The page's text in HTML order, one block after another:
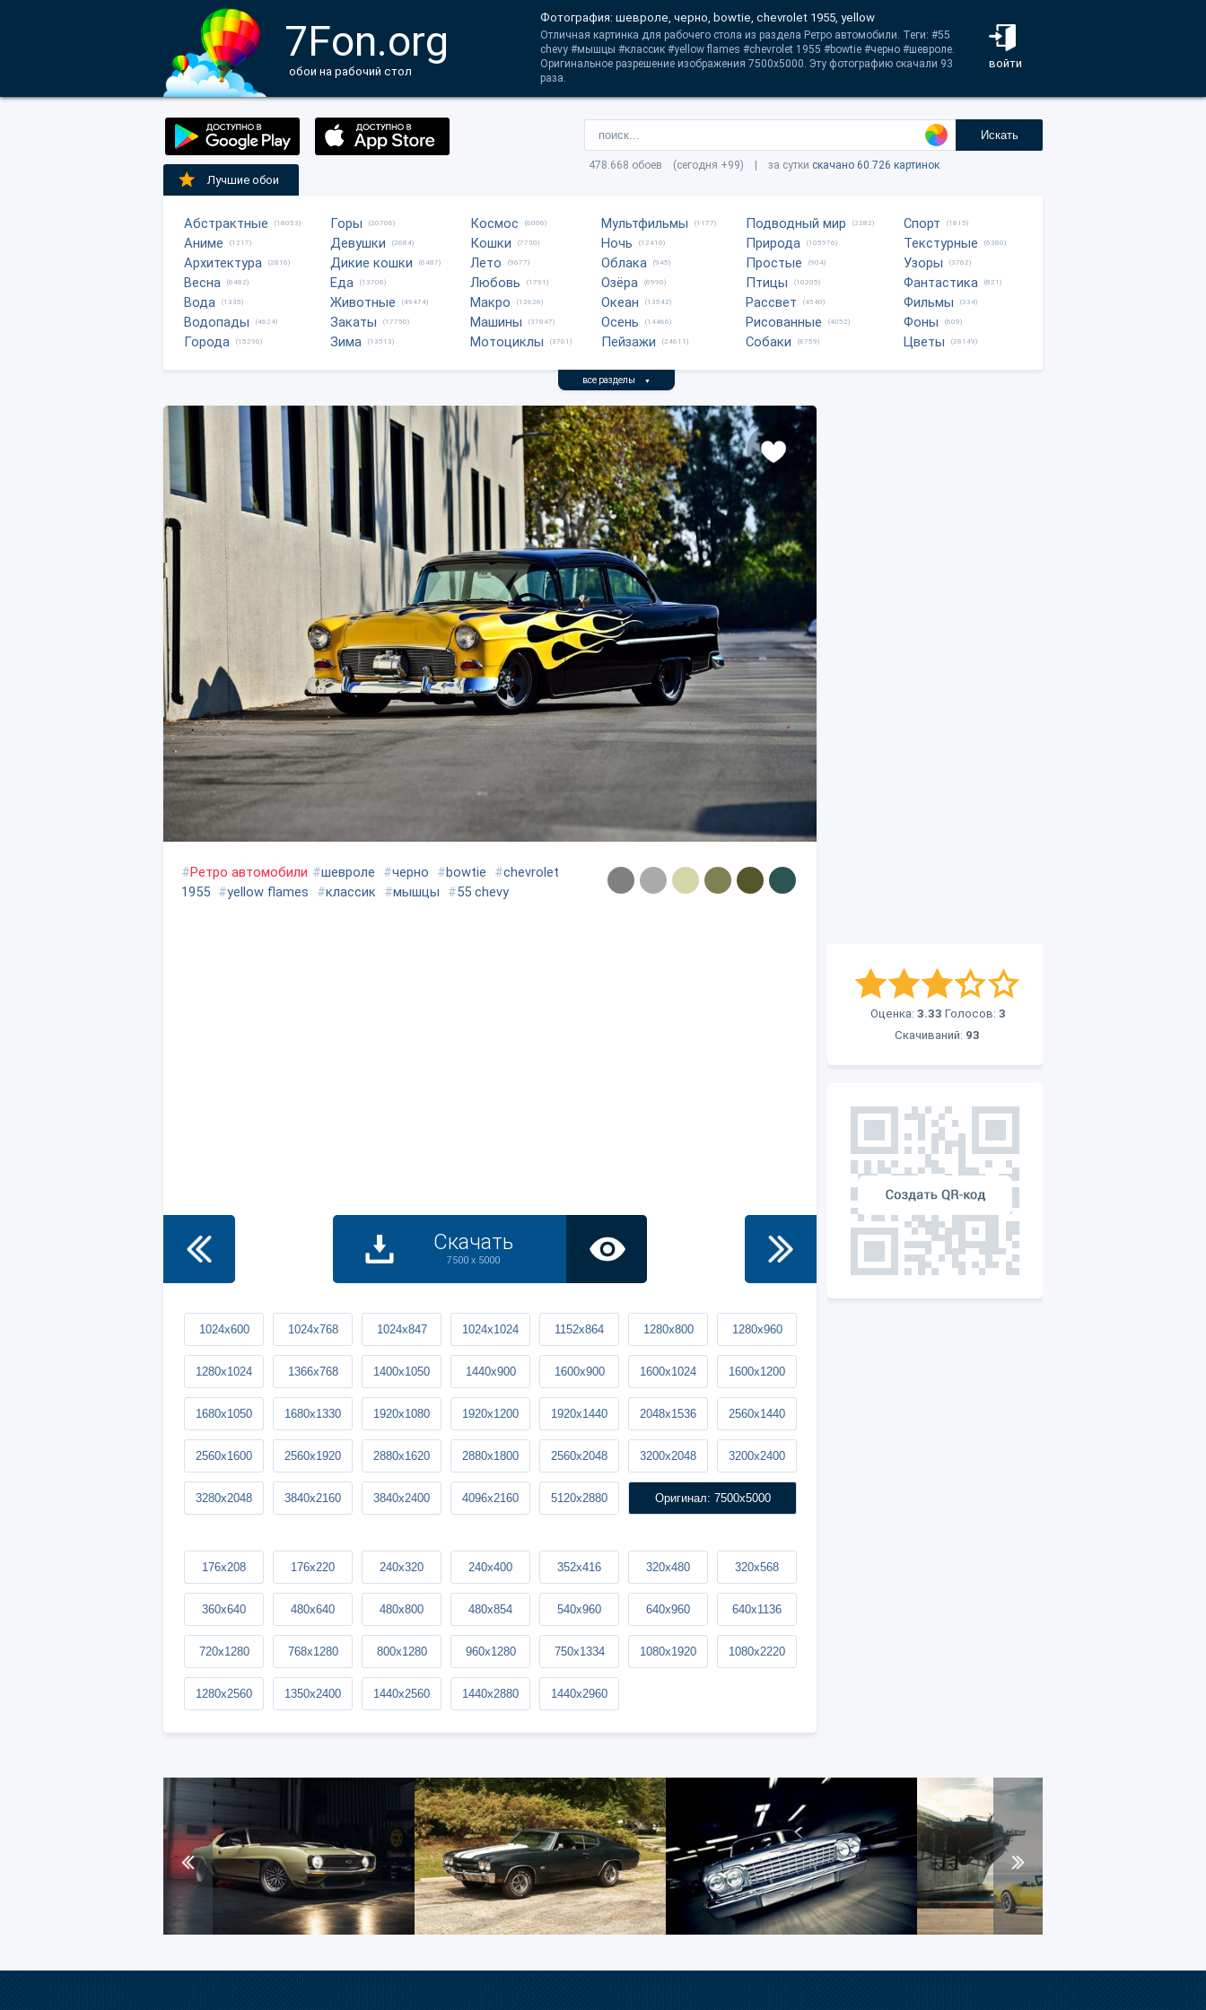
7Fon.org
обои на рабочий стол
войти
Фотография: шевроле, черно, bowtie, chevrolet 1955, yellow
Отличная картинка для рабочего стола из раздела Ретро автомобили. Теги: #55
chevy #мышцы #классик #yellow flames #chevrolet 1955 #bowtie #черно #шевроле.
Оригинальное разрешение изображения 7500x5000. Эту фотографию скачали 93
раза.
Искать
478.668 обоев (сегодня +99) | за сутки скачано 60.726 картинок
Лучшие обои
Абстрактные (18053)
Аниме (1217)
Архитектура (2816)
Весна (6482)
Вода (1335)
Водопады (4624)
Города (15296)
Горы (20706)
Девушки (2684)
Дикие кошки (6487)
Еда (13708)
Животные (49474)
Закаты (17750)
Зима (13513)
Космос (6006)
Кошки (7730)
Лето (9677)
Любовь (1791)
Макро (12626)
Машины (37847)
Мотоциклы (3701)
Мультфильмы (1177)
Ночь (12410)
Облака (945)
Озёра (6990)
Океан (13542)
Осень (14466)
Пейзажи (24611)
Подводный мир (2282)
Природа (105976)
Простые (904)
Птицы (10205)
Рассвет (4540)
Рисованные (4052)
Собаки (8759)
Спорт (1815)
Текстурные (6380)
Узоры (3762)
Фантастика (821)
Фильмы (334)
Фоны (609)
Цветы (28149)
все разделы ▼
Оценка: 3.33 Голосов: 3
Скачиваний: 93
#Ретро автомобили #шевроле #черно #bowtie #chevrolet
1955 #yellow flames #классик #мышцы #55 chevy
Скачать
7500 x 5000
1024x600 1024x768 1024x847 1024x1024 1152x864 1280x800 1280x960
1280x1024 1366x768 1400x1050 1440x900 1600x900 1600x1024 1600x1200
1680x1050 1680x1330 1920x1080 1920x1200 1920x1440 2048x1536 2560x1440
2560x1600 2560x1920 2880x1620 2880x1800 2560x2048 3200x2048 3200x2400
3280x2048 3840x2160 3840x2400 4096x2160 5120x2880 Оригинал: 7500x5000
176x208 176x220 240x320 240x400 352x416 320x480 320x568
360x640 480x640 480x800 480x854 540x960 640x960 640x1136
720x1280 768x1280 800x1280 960x1280 750x1334 1080x1920 1080x2220
1280x2560 1350x2400 1440x2560 1440x2880 1440x2960